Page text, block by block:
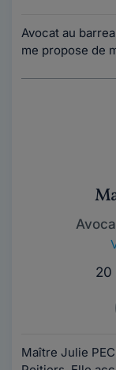
Avocat au
me propose de
20
Maître Julie